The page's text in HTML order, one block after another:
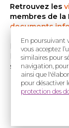
En poursuivant
vous acceptez
similaires pour
navigation,
ainsi que
pour désactiver
protection des
Retrouvez les
membres de la
documents
Dans l'après-
les associations
sur Zoom©,
rencontres